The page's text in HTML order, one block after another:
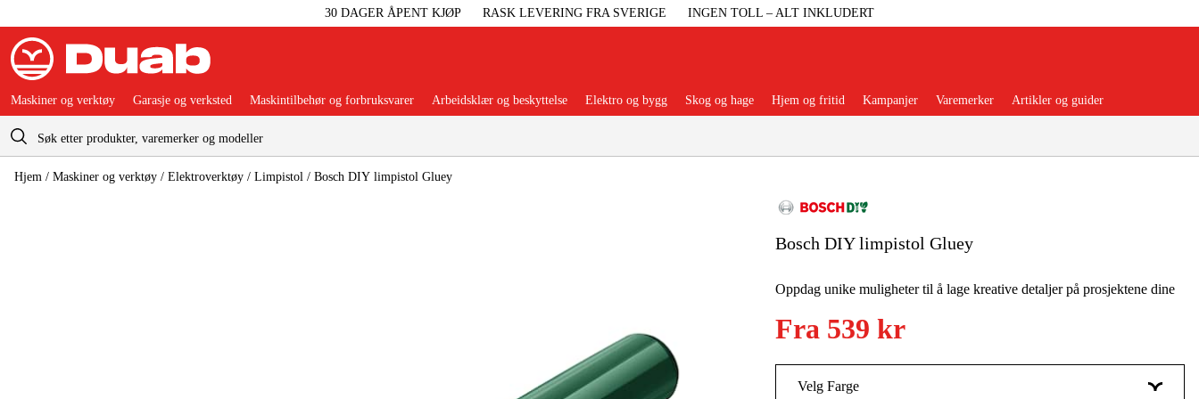
30 DAGER ÅPENT KJØP RASK LEVERING FRA SVERIGE INGEN TOLL – ALT INKLUDERT
Handlevogn
Maskintilbehør Og Forbruksvarer
Arbeidsklær Og Beskyttelse
Maskiner og verktøy Garasje og verksted Maskintilbehør og forbruksvarer Arbeidsklær og beskyttelse Elektro og bygg Skog og hage Hjem og fritid Kampanjer Varemerker Artikler og guider
Hjem / Maskiner og verktøy / Elektroverktøy / Limpistol / Bosch DIY limpistol Gluey
Bosch DIY limpistol Gluey
Oppdag unike muligheter til å lage kreative detaljer på prosjektene dine
Fra 539 kr
Velg Farge